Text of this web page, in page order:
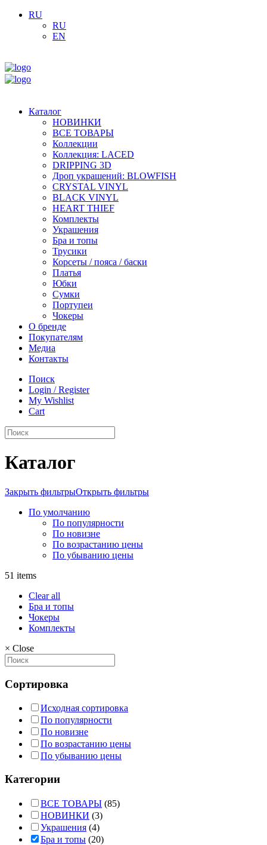
RU
RU
EN
Каталог
НОВИНКИ
ВСЕ ТОВАРЫ
Коллекции
Коллекция: LACED
DRIPPING 3D
Дроп украшений: BLOWFISH
CRYSTAL VINYL
BLACK VINYL
HEART THIEF
Комплекты
Украшения
Бра и топы
Трусики
Корсеты / пояса / баски
Платья
Юбки
Сумки
Портупеи
Чокеры
О бренде
Покупателям
Медиа
Контакты
Поиск
Login / Register
My Wishlist
Cart
Каталог
Закрыть фильтрыОткрыть фильтры
По умолчанию
По популярности
По новизне
По возрастанию цены
По убыванию цены
51 items
Clear all
Бра и топы
Чокеры
Комплекты
× Close
Сортировка
Исходная сортировка
По популярности
По новизне
По возрастанию цены
По убыванию цены
Категории
ВСЕ ТОВАРЫ (85)
НОВИНКИ (3)
Украшения (4)
Бра и топы (20)